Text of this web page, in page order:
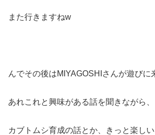
また行きますねw
んでその後はMIYAGOSHIさんが遊びに
あれこれと興味がある話を聞きながら、
カブトムシ育成の話とか、きっと楽しい